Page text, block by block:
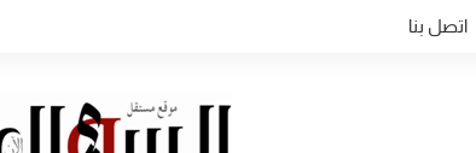
اتصل بنا